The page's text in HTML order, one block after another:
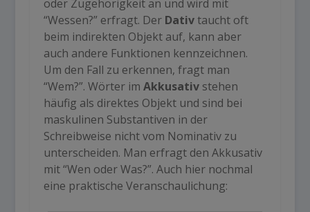
oder Zugehörigkeit an und wird mit
“Wessen?” erfragt. Der Dativtaucht oft
beim indirekten Objekt auf, kann aber
auch andere Funktionen kennzeichnen.
Um den Fall zu erkennen, fragt man
“Wem?”. Wörter im Akkusativstehen
häufig als direktes Objekt und sind bei
maskulinen Substantiven in der
Schreibweise nicht vom Nominativ zu
unterscheiden. Man erfragt den Akkusativ
mit “Wen oder Was?”. Auch hier nochmal
eine praktische Veranschaulichung: